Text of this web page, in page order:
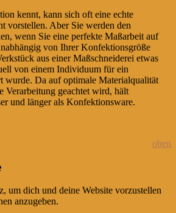
kennt, kann sich oft eine echte
vorstellen. Aber Sie werden den
wenn Sie eine perfekte Maßarbeit auf
von Ihrer Konfektionsgröße
aus einer Maßschneiderei etwas
von einem Individuum für ein
wurde. Da auf optimale Materialqualität
Verarbeitung geachtet wird, hält
und länger als Konfektionsware.
oben
um dich und deine Website vorzustellen
anzugeben.